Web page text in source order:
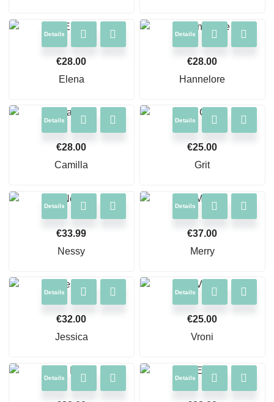
Details
€28.00
Elena
Details
€28.00
Hannelore
Details
€28.00
Camilla
Details
€25.00
Grit
Details
€33.99
Nessy
Details
€37.00
Merry
Details
€32.00
Jessica
Details
€25.00
Vroni
Details Details